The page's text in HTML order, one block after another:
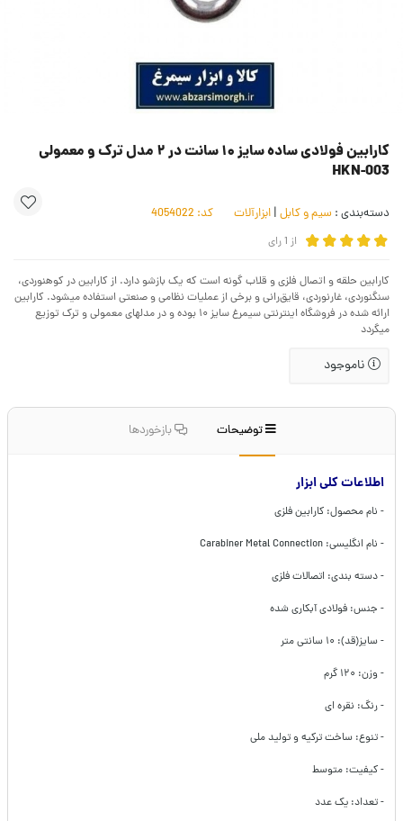
کارابین فولادی ساده سایز ۱۰ سانت در ۲ مدل ترک و معمولی
HKN-003
دسته‌بندی : سیم و کابل | ابزارآلات کد:
از 1رای
کارابین حلقه‌ و اتصال فلزی و قلاب گونه است که یک بازشو دارد. از کارابین در کوهنوردی،
سنگنوردی، غارنوردی، قایق‌رانی و برخی از عملیات نظامی و صنعتی استفاده میشود. کارابین
ارائه شده در فروشگاه اینترنتی سیمرغ سایز ۱۰ بوده و در مدلهای معمولی و ترک توزیع
میگردد
ناموجود
توضیحات بازخوردها
اطلاعات کلی ابزار
- نام محصول: کارابین فلزی
- نام انگلیسی: Carabiner Metal Connection
- دسته بندی: اتصالات فلزی
- جنس: فولادی آبکاری شده
- سایز(قد): ۱۰ سانتی متر
- وزن: ۱۲۰ گرم
- رنگ: نقره ای
- تنوع: ساخت ترکیه و تولید ملی
- کیفیت: متوسط
- تعداد: یک عدد